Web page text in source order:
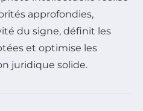
approfondies,
du signe, définit les
et optimise les
juridique solide.